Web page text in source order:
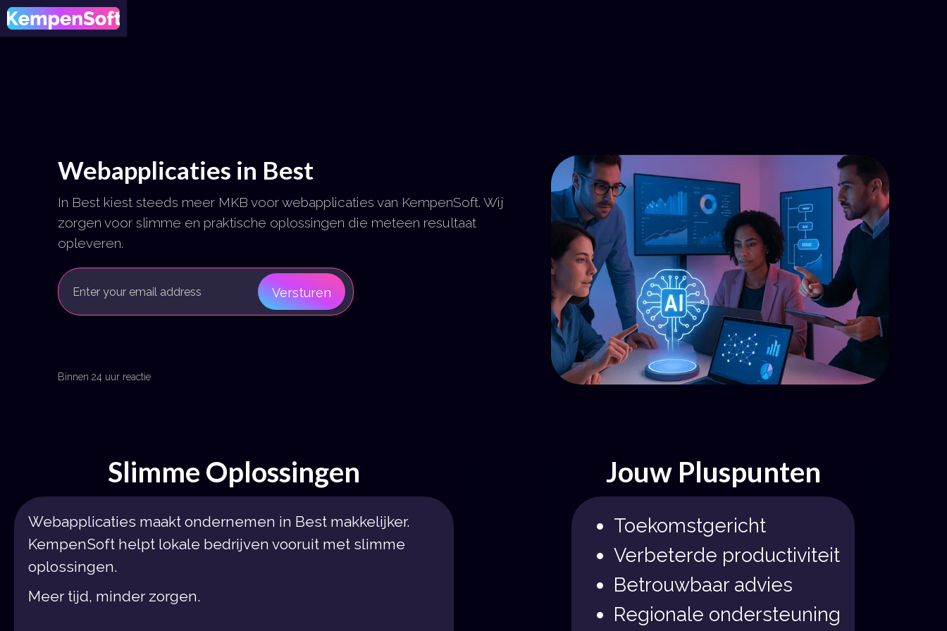
Webapplicaties in Best
In Best kiest steeds meer MKB voor webapplicaties van KempenSoft. Wij
zorgen voor slimme en praktische oplossingen die meteen resultaat
opleveren.
Binnen 24 uur reactie
Slimme Oplossingen
Webapplicaties maakt ondernemen in Best makkelijker.
KempenSoft helpt lokale bedrijven vooruit met slimme
oplossingen.
Meer tijd, minder zorgen.
Jouw Pluspunten
Toekomstgericht
Verbeterde productiviteit
Betrouwbaar advies
Regionale ondersteuning